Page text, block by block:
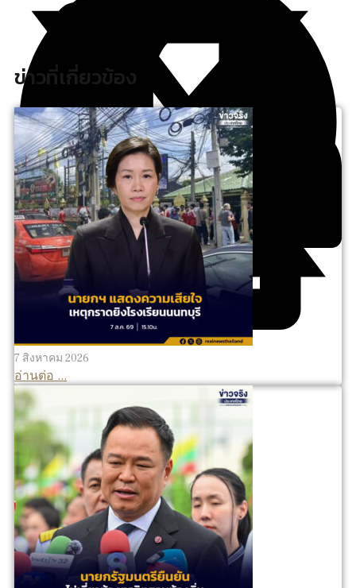
ข่าวที่เกี่ยวข้อง
7 สิงหาคม 2026
อ่านต่อ ...